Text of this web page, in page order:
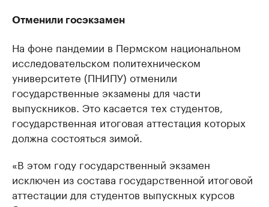
Отменили госэкзамен
На фоне пандемии в Пермском национальном
исследовательском политехническом
университете (ПНИПУ) отменили
государственные экзамены для части
выпускников. Это касается тех студентов,
государственная итоговая аттестация которых
должна состояться зимой.
«В этом году государственный экзамен
исключен из состава государственной итоговой
аттестации для студентов выпускных курсов